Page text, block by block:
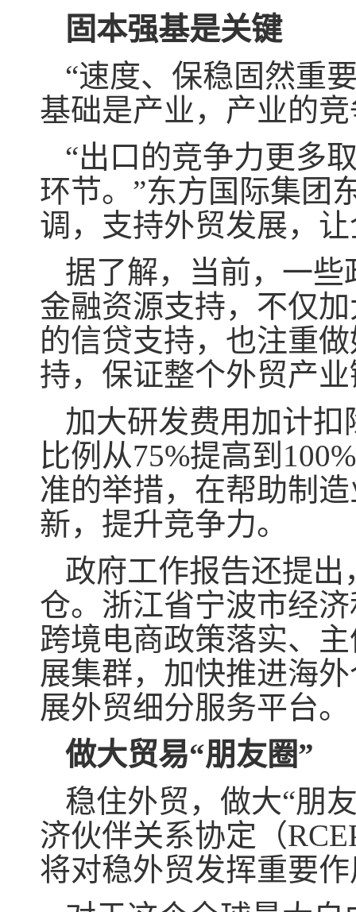
固本强基是关键
“速度、保稳固然重
基础是产业，产业的
“出口的竞争力更多
环节。”东方国际集团
调，支持外贸发展，
据了解，当前，一
金融资源支持，不仅
的信贷支持，也注重
持，保证整个外贸产
加大研发费用加计
比例从75%提高到
准的举措，在帮助制
新，提升竞争力。
政府工作报告还提
仓。浙江省宁波市经
跨境电商政策落实、
展集群，加快推进海
展外贸细分服务平台。
做大贸易“朋友圈”
稳住外贸，做大“朋
济伙伴关系协定（
将对稳外贸发挥重要